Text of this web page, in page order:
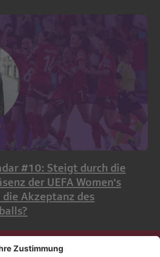
#10: Steigt durch die
der UEFA Women's
die Akzeptanz des